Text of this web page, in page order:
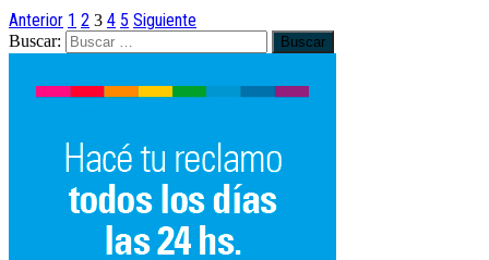
Anterior 1 2 3 4 5 Siguiente
Buscar: